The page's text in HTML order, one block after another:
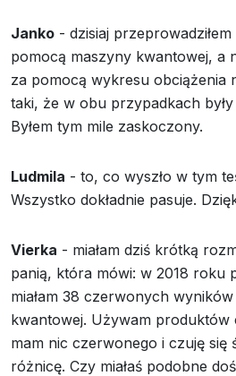
Janko - dzisiaj
pomocą maszyny kwantowej, a
za pomocą wykresu obciążenia
taki, że w obu przypadkach
Byłem tym mile zaskoczony.
Ludmila - to, co wyszło w tym
Wszystko dokładnie pasuje.
Vierka - miałam dziś krótką
panią, która mówi: w 2018 roku
miałam 38 czerwonych
kwantowej. Używam produktów
mam nic czerwonego i czuję się
różnicę. Czy miałaś podobne